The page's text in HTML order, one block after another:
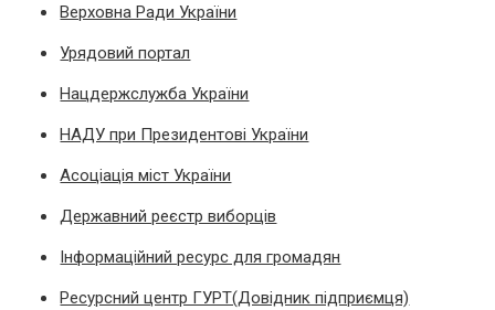
Верховна Ради України
Урядовий портал
Нацдержслужба України
НАДУ при Президентові України
Асоціація міст України
Державний реєстр виборців
Інформаційний ресурс для громадян
Ресурсний центр ГУРТ(Довідник підприємця)